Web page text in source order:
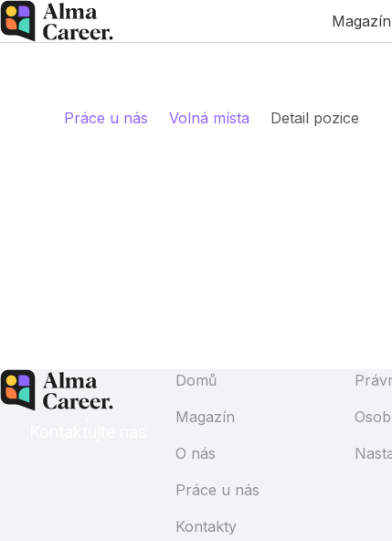
Magazín
Práce u nás Volná místa Detail pozice
Domů
Magazín
O nás
Práce u nás
Kontakty